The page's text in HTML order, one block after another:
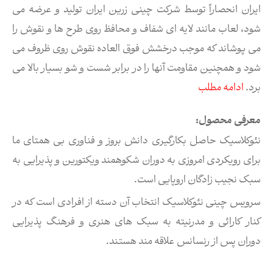
ایران انحصاراً توسط شرکت چینی زرین ایران تولید و عرضه می
شود، لعاب مانند لایه ای شفاف و محافظ روی طرح ها و نقوش را
می پوشاند که موجب درخشش فوق العاده نقوش روی ظروف می
شود و همچنین مقاومت آنها را در برابر شست و شو بسیار بالا می
برد.ادامه مطلب
معرفی محصول:
نئوکلاسیک حاصل بکارگیری دانش بروز و فناوری بی همتای ما
برای رویکردی امروزی به دوران شکوهمند ویکتورین و پذیرایی به
سبک نجیب زادگان اروپایی است.
سرویس چینی نئوکلاسیک انتخاب آن دسته از افرادی است که در
کنار کارائی و مدرنیته به سبک های هنری و فرهنگ پذیرایی
دوران پس از رنسانس علاقه مند هستند.